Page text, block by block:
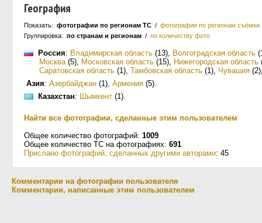
География
Показать: фотографии по регионам ТС / фотографии по регионам съёмки
Группировка: по странам и регионам / по количеству фото
Россия: Владимирская область (13), Волгоградская область
Москва(5), Московская область (15), Нижегородская область
Саратовская область (1), Тамбовская область (1), Чувашия (2)
Азия: Азербайджан (1), Армения (5).
Казахстан: Шымкент (1).
Найти все фотографии, сделанные этим пользователем
Общее количество фотографий: 1009
Общее количество ТС на фотографиях: 691
Прислано фотографий, сделанных другими авторами: 45
Комментарии на фотографии пользователя
Комментарии, написанные этим пользователем